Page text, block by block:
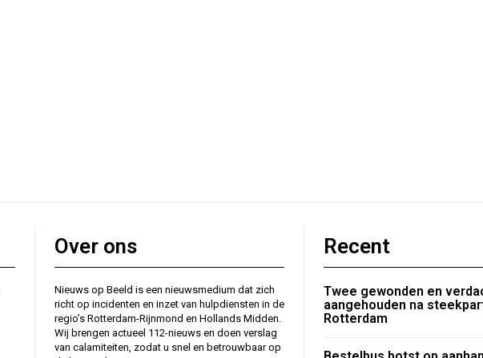
Over ons
Nieuws op Beeld is een nieuwsmedium dat zich
richt op incidenten en inzet van hulpdiensten in de
regio’s Rotterdam-Rijnmond en Hollands Midden.
Wij brengen actueel 112-nieuws en doen verslag
van calamiteiten, zodat u snel en betrouwbaar op
Recent
Twee gewonden en
aangehouden na
Rotterdam